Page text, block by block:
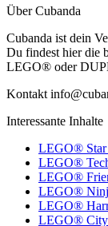
Über Cubanda
Cubanda ist dein
Du findest hier die
LEGO® oder
Kontakt
Interessante Inhalte
LEGO® Star
LEGO®
LEGO®
LEGO®
LEGO®
LEGO® City